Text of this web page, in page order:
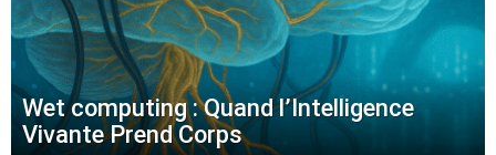
Wet computing : Quand l’Intelligence
Vivante Prend Corps